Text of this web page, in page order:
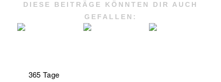
DIESE BEITRÄGE KÖNNTEN DIR AUCH
GEFALLEN:
365 Tage